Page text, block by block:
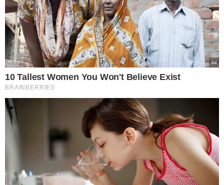
pesa. Com tantas opções disponíveis e a cultura do “você
merece mais”, é fácil cair na armadilha de acreditar que
existe alguém “melhor” esperando. Mas essa linha de
pensamento pode ser enganosa. O importante é avaliar
se hácompatibilidadede valores, segurança emocional
e vontade mútua de construir uma vida juntos, mesmo
com imperfeições.
Por fim, muitos temem que ocasamento acabe com o
encanto da relação. O
paixão
é real, mas estudos indicam que o amor pode,
sim, crescer com o tempo — desde que seja baseado em
parceria, amizade e dedicação. Grandes decisões vêm
acompanhadas de medo, mas o mais importante é
entender o que esses sentimentos estão tentando
comunicar. Em vez de buscar certezas absolutas, busque
o que faz sentido para você — mesmo que o coração
esteja acelerado.